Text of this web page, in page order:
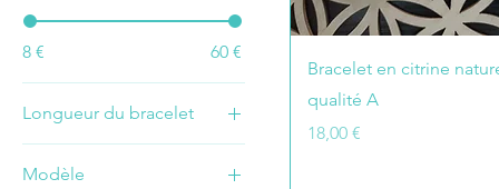
8 € 60 €
Longueur du bracelet
Modèle
Bracelet en citrine
qualité A
Prix
18,00 €